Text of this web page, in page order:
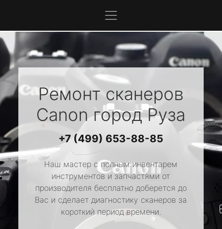
Ремонт сканеров
Canonгород Руза
+7 (499) 653-88-85
Наш мастер с полным инвентарем
инструментов и запчастями от
производителя бесплатно доберется до
Вас и сделает диагностику сканеров за
короткий период времени.